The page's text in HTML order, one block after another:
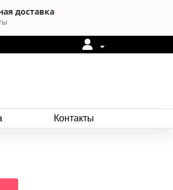
доставка
Контакты